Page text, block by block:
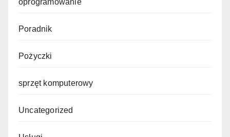
oprogramowanie
Poradnik
Pożyczki
sprzęt komputerowy
Uncategorized